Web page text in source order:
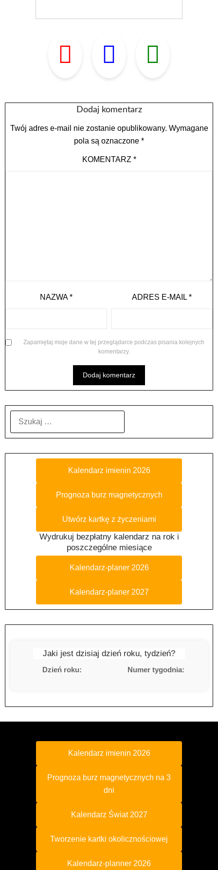
Dodaj komentarz
Twój adres e-mail nie zostanie opublikowany. Wymagane
pola są oznaczone *
KOMENTARZ *
NAZWA* ADRES E-MAIL*
Zapamiętaj moje dane w tej przeglądarce podczas pisania kolejnych
komentarzy.
Kalendarz imienin 2026
Prognoza burz magnetycznych
Utwórz kartkę z życzeniami
Wydrukuj bezpłatny kalendarz na rok i
poszczególne miesiące
Kalendarz-planer 2026
Kalendarz-planer 2027
Jaki jest dzisiaj dzień roku, tydzień?
Dzień roku: Numer tygodnia:
Kalendarz imienin 2026
Prognoza burz magnetycznych na 3
dni
Kalendarz Świat 2027
Tworzenie kartki okolicznościowej
Kalendarz-planner 2026